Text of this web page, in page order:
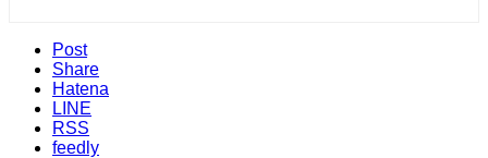
Post
Share
Hatena
LINE
RSS
feedly